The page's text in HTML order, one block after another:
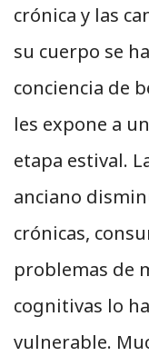
crónica y las
su cuerpo se
conciencia de
les expone a
etapa estival.
anciano
crónicas,
problemas de
cognitivas lo
vulnerable.